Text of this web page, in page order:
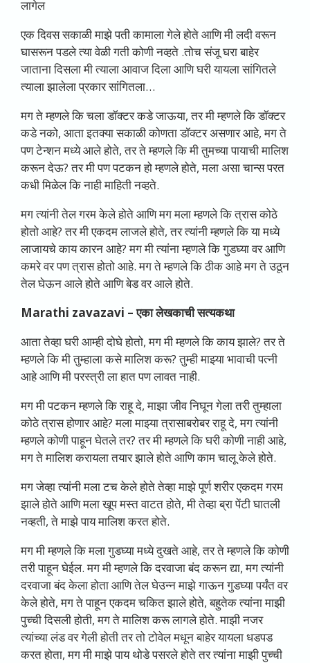
लागेल
एक दिवस सकाळी माझे पती कामाला गेले होते आणि मी लदी वरून
घासरून पडले त्या वेळी गती कोणी नव्हते .तोच संजू घरा बाहेर
जाताना दिसला मी त्याला आवाज दिला आणि घरी यायला सांगितले
त्याला झालेला प्रकार सांगितला…
मग ते म्हणले कि चला डॉक्टर कडे जाऊया, तर मी म्हणले कि डॉक्टर
कडे नको, आता इतक्या सकाळी कोणता डॉक्टर असणार आहे, मग ते
पण टेन्शन मध्ये आले होते, तर ते म्हणले कि मी तुमच्या पायाची मालिश
करून देऊ? तर मी पण पटकन हो म्हणले होते, मला असा चान्स परत
कधी मिळेल कि नाही माहिती नव्हते.
मग त्यांनी तेल गरम केले होते आणि मग मला म्हणले कि त्रास कोठे
होतो आहे? तर मी एकदम लाजले होते, तर त्यांनी म्हणले कि या मध्ये
लाजायचे काय कारन आहे? मग मी त्यांना म्हणले कि गुडघ्या वर आणि
कमरे वर पण त्रास होतो आहे. मग ते म्हणले कि ठीक आहे मग ते उठून
तेल घेऊन आले होते आणि बेड वर आले होते.
Marathi zavazavi –एका लेखकाची सत्यकथा
आता तेव्हा घरी आम्ही दोघे होतो, मग मी म्हणले कि काय झाले? तर ते
म्हणले कि मी तुम्हाला कसे मालिश करू? तुम्ही माझ्या भावाची पत्नी
आहे आणि मी परस्त्री ला हात पण लावत नाही.
मग मी पटकन म्हणले कि राहू दे, माझा जीव निघून गेला तरी तुम्हाला
कोठे त्रास होणार आहे? मला माझ्या त्रासाबरोबर राहू दे, मग त्यांनी
म्हणले कोणी पाहून घेतले तर? तर मी म्हणले कि घरी कोणी नाही आहे,
मग ते मालिश करायला तयार झाले होते आणि काम चालू केले होते.
मग जेव्हा त्यांनी मला टच केले होते तेव्हा माझे पूर्ण शरीर एकदम गरम
झाले होते आणि मला खूप मस्त वाटत होते, मी तेव्हा ब्रा पेंटी घातली
नव्हती, ते माझे पाय मालिश करत होते.
मग मी म्हणले कि मला गुडघ्या मध्ये दुखते आहे, तर ते म्हणले कि कोणी
तरी पाहून घेईल. मग मी म्हणले कि दरवाजा बंद करून द्या, मग त्यांनी
दरवाजा बंद केला होता आणि तेल घेउन्न माझे गाऊन गुडघ्या पर्यंत वर
केले होते, मग ते पाहून एकदम चकित झाले होते, बहुतेक त्यांना माझी
पुच्ची दिसली होती, मग ते मालिश करू लागले होते. माझी नजर
त्यांच्या लंड वर गेली होती तर तो टोवेल मधून बाहेर यायला धडपड
करत होता, मग मी माझे पाय थोडे पसरले होते तर त्यांना माझी पुच्ची